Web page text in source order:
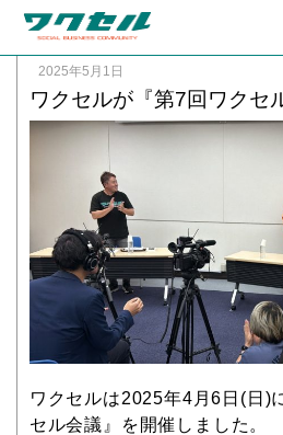
2025年5月1日
ワクセルが『第7回ワクセ
ワクセルは2025年4月6日(日)
セル会議』を開催しました。